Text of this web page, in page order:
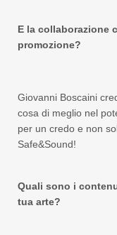
E la collaborazione
promozione?
Giovanni Boscaini
cosa di meglio nel
per un credo e non
Safe&Sound!
Quali sono i
tua arte?